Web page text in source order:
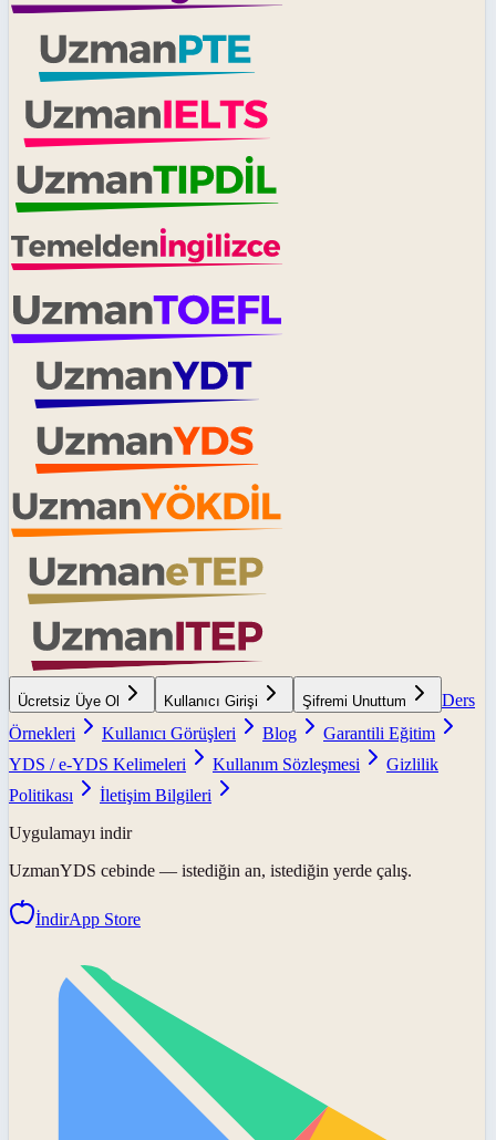
Ücretsiz Üye Ol Kullanıcı Girişi Şifremi Unuttum
Ders
Örnekleri
Kullanıcı Görüşleri Blog
Garantili Eğitim
YDS / e-YDS Kelimeleri
Kullanım Sözleşmesi
Gizlilik
Politikası
İletişim Bilgileri
Uygulamayı indir
UzmanYDS cebinde — istediğin an, istediğin yerde çalış.
İndirApp Store